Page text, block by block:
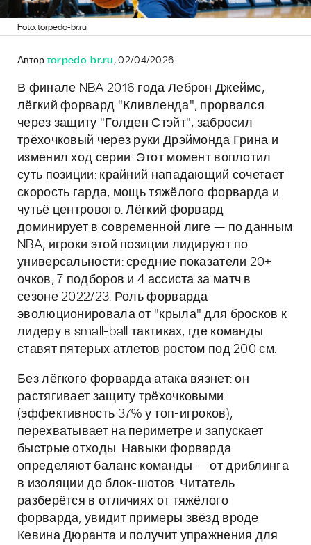
Foto: torpedo-br.ru
Автор torpedo-br.ru , 02/04/2026
В финале NBA 2016 года Леброн Джеймс,
лёгкий форвард "Кливленда", прорвался
через защиту "Голден Стэйт", забросил
трёхочковый через руки Дрэймонда Грина и
изменил ход серии. Этот момент воплотил
суть позиции: крайний нападающий сочетает
скорость гарда, мощь тяжёлого форварда и
чутьё центрового. Лёгкий форвард
доминирует в современной лиге — по данным
NBA, игроки этой позиции лидируют по
универсальности: средние показатели 20+
очков, 7 подборов и 4 ассиста за матч в
сезоне 2022/23. Роль форварда
эволюционировала от "крыла" для бросков к
лидеру в small-ball тактиках, где команды
ставят пятерых атлетов ростом под 200 см.
Без лёгкого форварда атака вязнет: он
растягивает защиту трёхочковыми
(эффективность 37% у топ-игроков),
перехватывает на периметре и запускает
быстрые отходы. Навыки форварда
определяют баланс команды — от дриблинга
в изоляции до блок-шотов. Читатель
разберётся в отличиях от тяжёлого
форварда, увидит примеры звёзд вроде
Кевина Дюранта и получит упражнения для